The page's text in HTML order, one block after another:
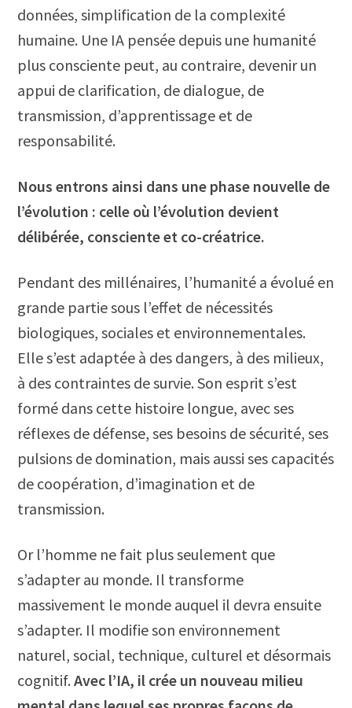
données, simplification de la complexité
humaine. Une IA pensée depuis une humanité
plus consciente peut, au contraire, devenir un
appui de clarification, de dialogue, de
transmission, d’apprentissage et de
responsabilité.
Nous entrons ainsi dans une phase nouvelle de
l’évolution : celle où l’évolution devient
délibérée, consciente et co-créatrice.
Pendant des millénaires, l’humanité a évolué en
grande partie sous l’effet de nécessités
biologiques, sociales et environnementales.
Elle s’est adaptée à des dangers, à des milieux,
à des contraintes de survie. Son esprit s’est
formé dans cette histoire longue, avec ses
réflexes de défense, ses besoins de sécurité, ses
pulsions de domination, mais aussi ses capacités
de coopération, d’imagination et de
transmission.
Or l’homme ne fait plus seulement que
s’adapter au monde. Il transforme
massivement le monde auquel il devra ensuite
s’adapter. Il modifie son environnement
naturel, social, technique, culturel et désormais
cognitif.Avec l’IA, il crée un nouveau milieu